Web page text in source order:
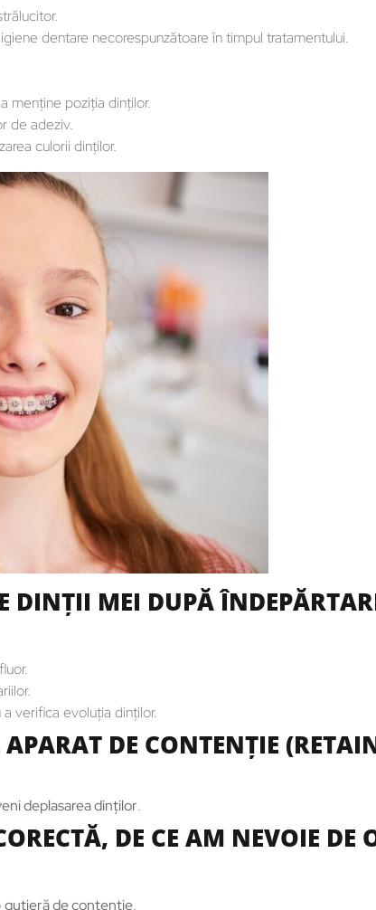
dentare necorespunzătoare în timpul tratamentului.
menţine poziţia dinţilor.
de adeziv.
culorii dinţilor.
DINŢII MEI DUPĂ
a verifica evoluţia dinţilor.
DE CONTENŢIE
deplasarea dinţilor.
DE CE AM NEVOIE DE
gutieră de contenţie.